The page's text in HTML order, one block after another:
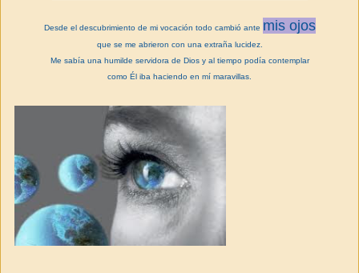
Desde el descubrimiento de mi vocación todo cambió ante mis ojos
que se me abrieron con una extraña lucidez.
Me sabía una humilde servidora de Dios y al tiempo podía contemplar
como Él iba haciendo en mí maravillas.